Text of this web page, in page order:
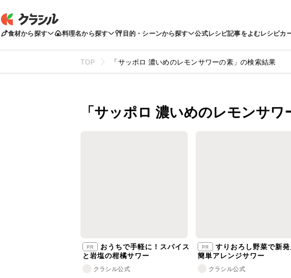
食材から探す 料理名から探す 目的・シーンから探す 公式レシピ記事をよむレシピカ
TOP 「サッポロ 濃いめのレモンサワーの素」の検索結果
「サッポロ 濃いめのレモンサ
おうちで手軽に！スパイス
と岩塩の柑橘サワー
クラシル公式
すりおろし野菜で新発
簡単アレンジサワー
クラシル公式